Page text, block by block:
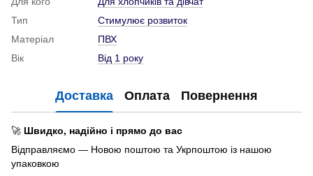
Тип
Стимулює розвиток
Матеріал
ПВХ
Вік
Від 1 року
Доставка Оплата Повернення
🚀 Швидко, надійно і прямо до вас
Відправляємо — Новою поштою та Укрпоштою із нашою
упаковкою